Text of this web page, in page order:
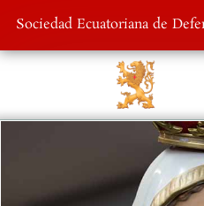
Sociedad Ecuatoriana de